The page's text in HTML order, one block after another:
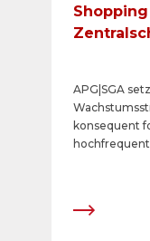
APG|SGA
konsequent
sich damit